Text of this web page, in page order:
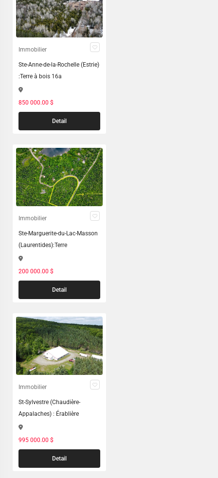
Immobilier
Ste-Anne-de-la-Rochelle (Estrie)
:Terre à bois 16a
850 000.00 $
Detail
Immobilier
Ste-Marguerite-du-Lac-Masson
(Laurentides):Terre
200 000.00 $
Detail
Immobilier
St-Sylvestre (Chaudière-
Appalaches) : Érablière
995 000.00 $
Detail